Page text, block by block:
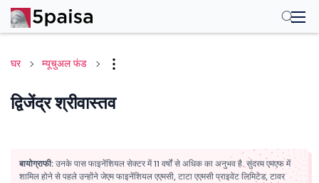
घर म्यूचुअल फंड
द्विजेंद्र श्रीवास्तव
बायोग्राफी: उनके पास फाइनेंशियल सेक्टर में 11 वर्षों से अधिक का अनुभव है. सुंदरम एमएफ में
शामिल होने से पहले उन्होंने जेएम फाइनेंशियल एएमसी, टाटा एएमसी प्राइवेट लिमिटेड, टावर